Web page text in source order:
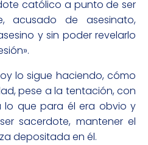
católico a punto de ser
acusado de asesinato,
y sin poder revelarlo
lo sigue haciendo, cómo
pese a la tentación, con
que para él era obvio y
sacerdote, mantener el
depositada en él.